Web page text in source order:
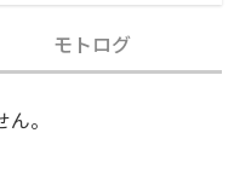
モトログ
。